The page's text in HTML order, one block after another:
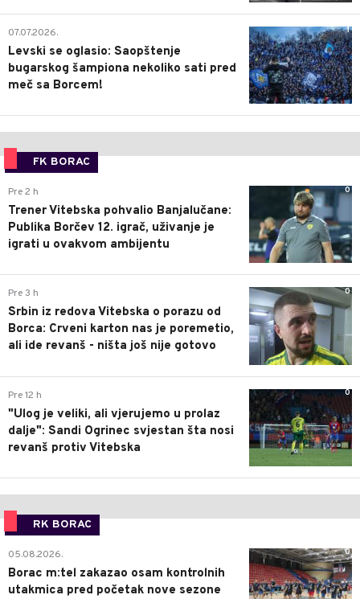
1
07.07.2026.
Levski se oglasio: Saopštenje
bugarskog šampiona nekoliko sati pred
meč sa Borcem!
FK BORAC
0
Pre 2 h
Trener Vitebska pohvalio Banjalučane:
Publika Borčev 12. igrač, uživanje je
igrati u ovakvom ambijentu
0
Pre 3 h
Srbin iz redova Vitebska o porazu od
Borca: Crveni karton nas je poremetio,
ali ide revanš - ništa još nije gotovo
0
Pre 12 h
"Ulog je veliki, ali vjerujemo u prolaz
dalje": Sandi Ogrinec svjestan šta nosi
revanš protiv Vitebska
RK BORAC
0
05.08.2026.
Borac m:tel zakazao osam kontrolnih
utakmica pred početak nove sezone